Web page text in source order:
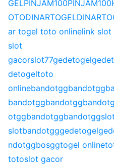
GELPINJAM100PINJAM100
OTODINARTOGEL
ar togel toto onlinelink slot
slot
gacorslot77gedetogel
detogeltoto
onlinebandotggbandotgg
bandotggbandotgg
otggbandotggbandotgg
slotbandotgggedetogel
ndotggbosggtogel online
totoslot gacor